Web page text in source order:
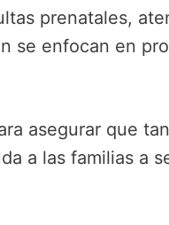
prenatales,
se enfocan en
asegurar que
a las familias a